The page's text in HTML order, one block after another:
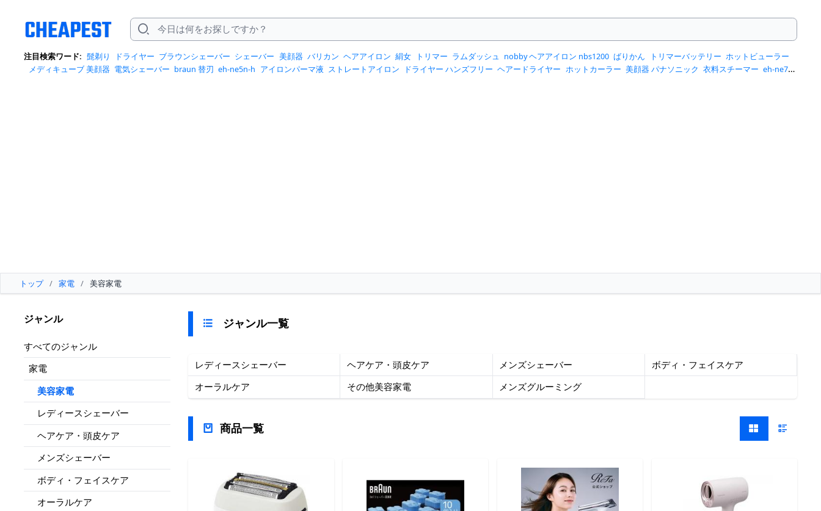
注目検索ワード: 髭剃り ドライヤー ブラウンシェーバー シェーバー 美顔器 バリカン ヘアアイロン 絹女 トリマー ラムダッシュ nobby ヘアアイロン nbs1200 ばりかん トリマーバッテリー ホットビューラー
メディキューブ 美顔器 電気シェーバー braun 替刃 eh-ne5n-h アイロンパーマ液 ストレートアイロン ドライヤー ハンズフリー ヘアードライヤー ホットカーラー 美顔器 パナソニック 衣料スチーマー eh-ne7n-
トップ / 家電 / 美容家電
ジャンル
すべてのジャンル
家電
美容家電
レディースシェーバー
ヘアケア・頭皮ケア
メンズシェーバー
ボディ・フェイスケア
オーラルケア
ジャンル一覧
レディースシェーバー ヘアケア・頭皮ケア メンズシェーバー
ボディ・フェイスケア
オーラルケア
その他美容家電 メンズグルーミング
商品一覧